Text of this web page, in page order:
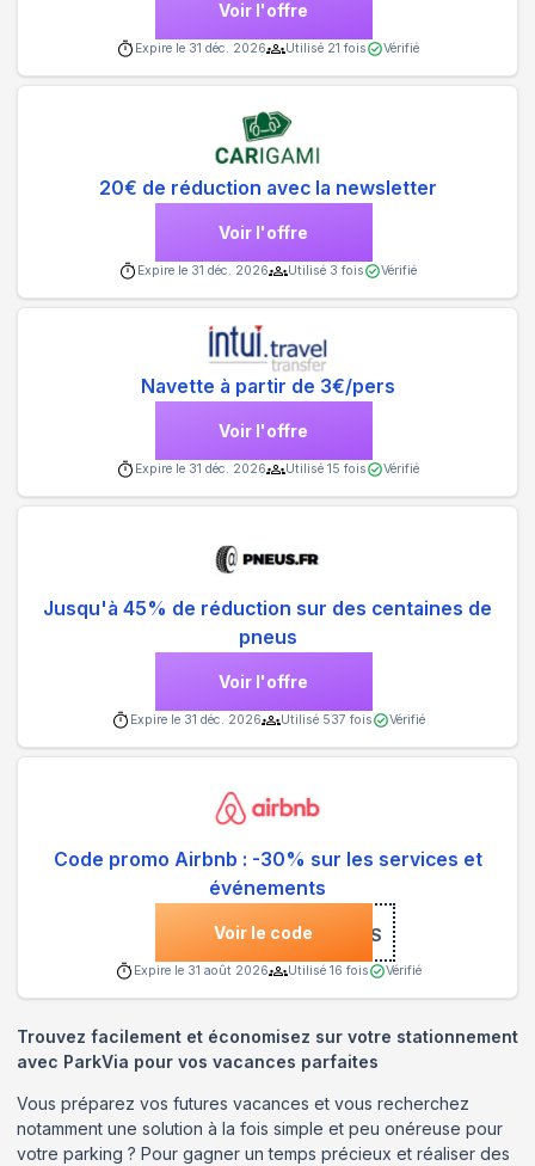
Voir l'offre
Expire le 31 déc. 2026 Utilisé 21 fois Vérifié
20€ de réduction avec la newsletter
Voir l'offre
Expire le 31 déc. 2026 Utilisé 3 fois Vérifié
Navette à partir de 3€/pers
Voir l'offre
Expire le 31 déc. 2026 Utilisé 15 fois Vérifié
Jusqu'à 45% de réduction sur des centaines de
pneus
Voir l'offre
Expire le 31 déc. 2026 Utilisé 537 fois Vérifié
Code promo Airbnb : -30% sur les services et
événements
Voir le code
***PYSERVICES
Expire le 31 août 2026 Utilisé 16 fois Vérifié
Trouvez facilement et économisez sur votre stationnement
avec ParkVia pour vos vacances parfaites
Vous préparez vos futures vacances et vous recherchez
notamment une solution à la fois simple et peu onéreuse pour
votre parking ? Pour gagner un temps précieux et réaliser des